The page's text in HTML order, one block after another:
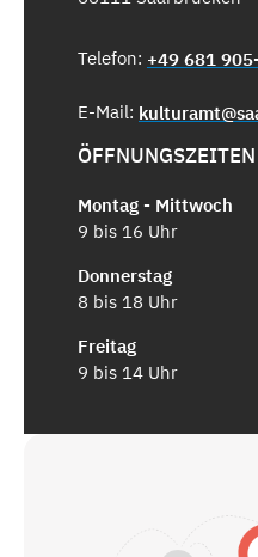
Telefon: +49 681
E-Mail:
ÖFFNUNGSZEITEN
Montag - Mittwoch
9 bis 16 Uhr
Donnerstag
8 bis 18 Uhr
Freitag
9 bis 14 Uhr